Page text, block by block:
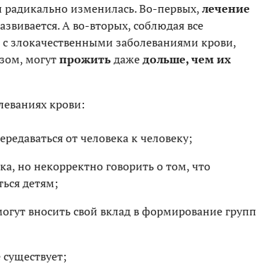
радикально изменилась. Во-первых,лечение
А во-вторых, соблюдая все
злокачественными заболеваниями крови,
могутпрожитьдажедольше, чем их
крови:
от человека к человеку;
но некорректно говорить о том, что
детям;
вносить свой вклад в формирование групп